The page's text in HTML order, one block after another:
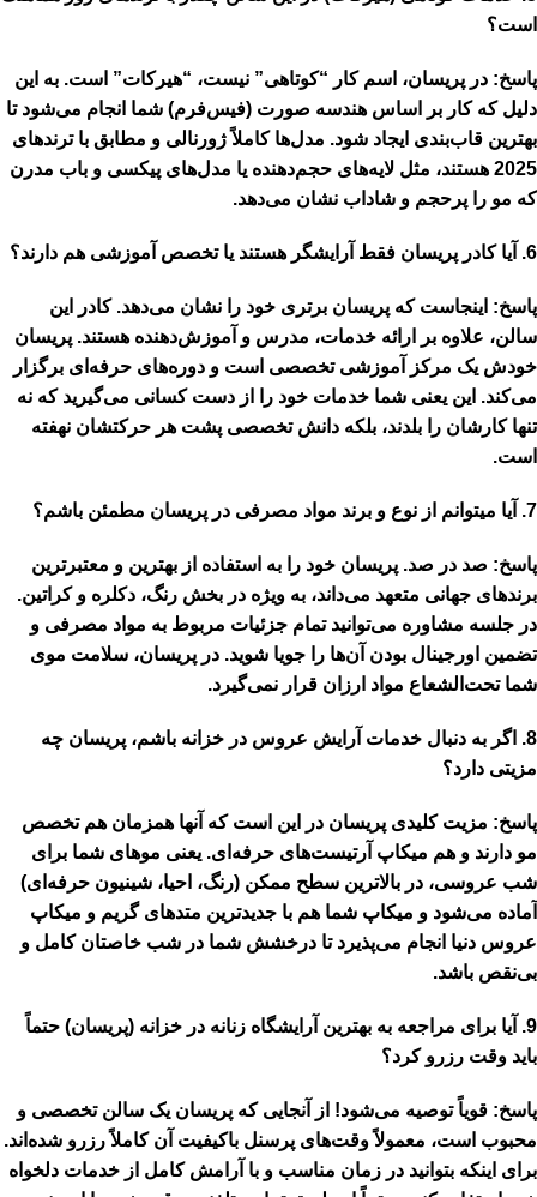
است؟
پاسخ: در پریسان، اسم کار “کوتاهی” نیست، “هیرکات” است. به این
دلیل که کار بر اساس هندسه صورت (فیس‌فرم) شما انجام می‌شود تا
بهترین قاب‌بندی ایجاد شود. مدل‌ها کاملاًژورنالی و مطابق با ترندهای
2025 هستند، مثل لایه‌های حجم‌دهنده یا مدل‌های پیکسی و باب مدرن
که مو را پرحجم و شاداب نشان می‌دهد.
6. آیا کادر پریسان فقط آرایشگر هستند یا تخصص آموزشی هم دارند؟
پاسخ: اینجاست که پریسان برتری خود را نشان می‌دهد. کادر این
سالن، علاوه بر ارائه خدمات، مدرس و آموزش‌دهنده هستند. پریسان
خودش یک مرکز آموزشی تخصصی است و دوره‌های حرفه‌ای برگزار
می‌کند. این یعنی شما خدمات خود را از دست کسانی می‌گیرید که نه
تنها کارشان را بلدند، بلکه دانش تخصصی پشت هر حرکتشان نهفته
است.
7. آیا میتوانم از نوع و برند مواد مصرفی در پریسان مطمئن باشم؟
پاسخ: صد در صد. پریسان خود را به استفاده از بهترین و معتبرترین
برندهای جهانی متعهد می‌داند، به ویژه در بخش رنگ، دکلره و کراتین.
در جلسه مشاوره می‌توانید تمام جزئیات مربوط به مواد مصرفی و
تضمین اورجینال بودن آن‌ها را جویا شوید. در پریسان، سلامت موی
شما تحت‌الشعاع مواد ارزان قرار نمی‌گیرد.
8. اگر به دنبال خدمات آرایش عروس در خزانه باشم، پریسان چه
مزیتی دارد؟
پاسخ: مزیت کلیدی پریسان در این است که آنها همزمان هم تخصص
مو دارند و هم میکاپ آرتیست‌های حرفه‌ای. یعنی موهای شما برای
شب عروسی، در بالاترین سطح ممکن (رنگ، احیا، شینیون حرفه‌ای)
آماده می‌شود و میکاپ شما هم با جدیدترین متدهایگریم و میکاپ
عروس دنیا انجام می‌پذیرد تا درخشش شما در شب خاصتان کامل و
بی‌نقص باشد.
9. آیا برای مراجعه به بهترین آرایشگاه زنانه در خزانه (پریسان) حتماً
باید وقت رزرو کرد؟
پاسخ: قویاً توصیه می‌شود! از آنجایی که پریسان یک سالن تخصصی و
محبوب است، معمولاً وقت‌های پرسنل باکیفیت آن کاملاً رزرو شده‌اند.
برای اینکه بتوانید در زمان مناسب و با آرامش کامل از خدمات دلخواه